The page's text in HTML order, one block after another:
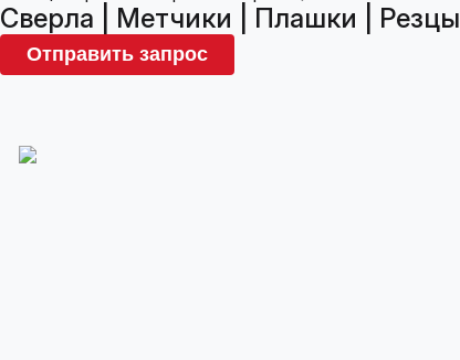
Сверла | Метчики | Плашки | Резцы
Отправить запрос